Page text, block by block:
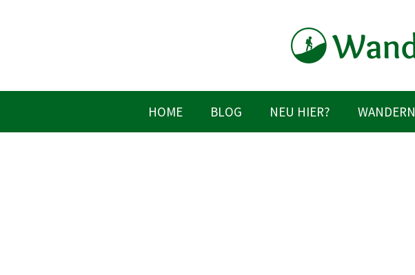
HOME BLOG NEU HIER? WANDERN